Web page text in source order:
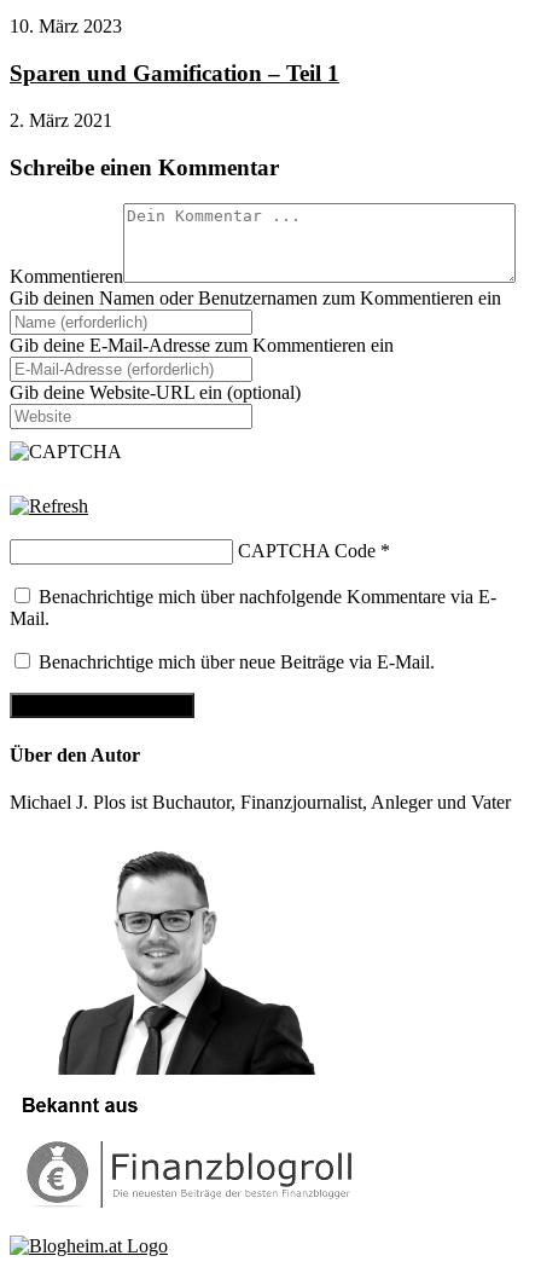
10. März 2023
Sparen und Gamification – Teil 1
2. März 2021
Schreibe einen Kommentar
Kommentieren
Gib deinen Namen oder Benutzernamen zum Kommentieren ein
Gib deine E-Mail-Adresse zum Kommentieren ein
Gib deine Website-URL ein (optional)
CAPTCHA Code *
Benachrichtige mich über nachfolgende Kommentare via E-
Mail.
Benachrichtige mich über neue Beiträge via E-Mail.
Über den Autor
Michael J. Plos ist Buchautor, Finanzjournalist, Anleger und Vater